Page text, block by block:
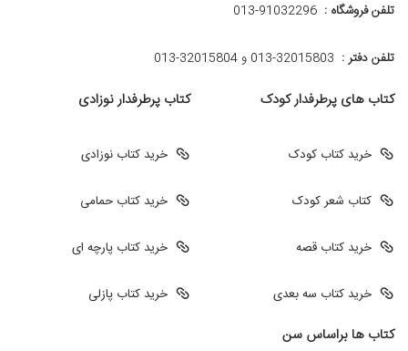
تلفن فروشگاه : 013-91032296
تلفن دفتر : 013-32015803 و 32015804-013
کتاب های پرطرفدار کودک
خرید کتاب کودک
کتاب شعر کودک
خرید کتاب قصه
خرید کتاب سه بعدی
کتاب پرطرفدار نوزادی
خرید کتاب نوزادی
خرید کتاب حمامی
خرید کتاب پارچه ای
خرید کتاب پازلی
کتاب ها براساس سن